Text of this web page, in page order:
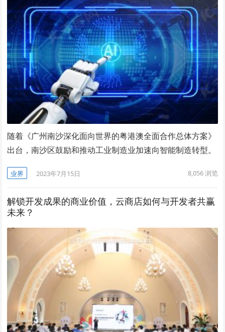
随着《广州南沙深化面向世界的粤港澳全面合作总体方案》
出台，南沙区鼓励和推动工业制造业加速向智能制造转型。
业界 2023年7月15日 8,056浏览
解锁开发成果的商业价值，云商店如何与开发者共赢
未来？